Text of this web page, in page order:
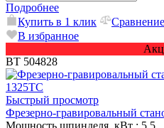
Подробнее
Купить в 1 клик
Сравнение
В избранное
ВТ 504828
Быстрый просмотр
Фрезерно-гравировальный
Мощность шпинделя, кВт : 5,5